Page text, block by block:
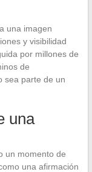
una imagen
y visibilidad
por millones de
de
sea parte de un
una
un momento de
una afirmación